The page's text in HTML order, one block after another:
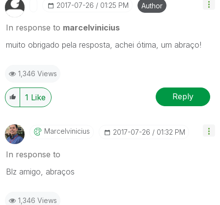
‎2017-07-26 01:25 PM Author
In response to marcelvinicius
muito obrigado pela resposta, achei ótima, um abraço!
1,346 Views
1 Like Reply
Marcelvinicius ‎2017-07-26 01:32 PM
In response to
Blz amigo, abraços
1,346 Views